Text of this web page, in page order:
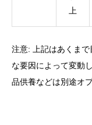
上
注意: 上記はあくま
な要因によって変動
品供養などは別途オ